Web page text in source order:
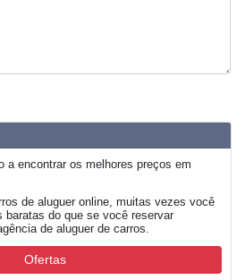
a encontrar os melhores preços em
de aluguer online, muitas vezes você
baratas do que se você reservar
de aluguer de carros.
Ofertas